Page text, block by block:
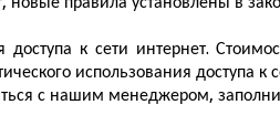
к сети интернет.
использования доступа к
с нашим менеджером,